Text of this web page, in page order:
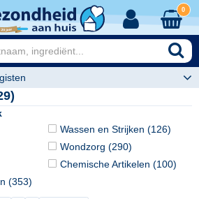
0
(353)
Wassen en Strijken (126)
Wondzorg (290)
Chemische Artikelen (100)